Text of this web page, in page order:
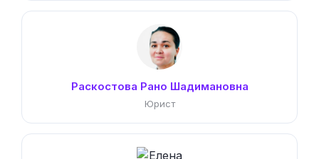
Раскостова Рано Шадимановна
Юрист